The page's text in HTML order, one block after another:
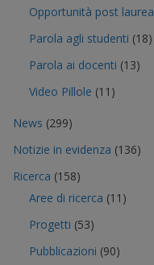
Opportunità post laurea
Parola agli studenti (18)
Parola ai docenti (13)
Video Pillole (11)
News (299)
Notizie in evidenza (136)
Ricerca (158)
Aree di ricerca (11)
Progetti (53)
Pubblicazioni (90)